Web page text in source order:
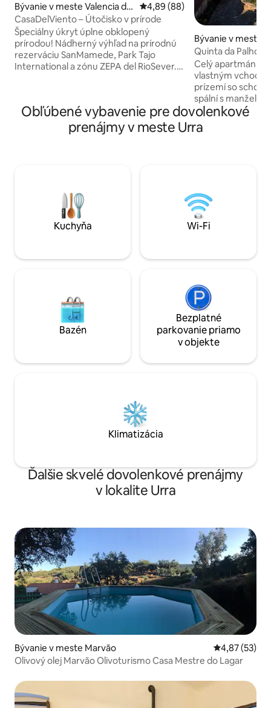
Bývanie v meste Valencia de
Alcántara
Priemerné ohodnotenie 4,89
4,89 (88)
CasaDelViento – Útočisko v prírode
Špeciálny úkryt úplne obklopený
prírodou! Nádherný výhľad na prírodnú
rezerváciu SanMamede, Park Tajo
International a zónu ZEPA del RioSever.
portugalský folklór, túru cez okolitú
divočinu a početné megalitické
pozostatky a menhíry. A nie posledný,
Bývanie v meste
Quinta da Palhota
Celý apartmán
vlastným
prízemí so
spální s
kúpeľňami,
obývacou izbou
vonkajším
riečnych pláží,
historických
Obľúbené vybavenie pre dovolenkové
prenájmy v meste Urra
Kuchyňa Wi-Fi
Bazén
Bezplatné
parkovanie priamo
v objekte
Klimatizácia
Ďalšie skvelé dovolenkové prenájmy
v lokalite Urra
Bývanie v meste Marvão Priemerné
4,87 (53)
Olivový olej Marvão Olivoturismo Casa Mestre do Lagar